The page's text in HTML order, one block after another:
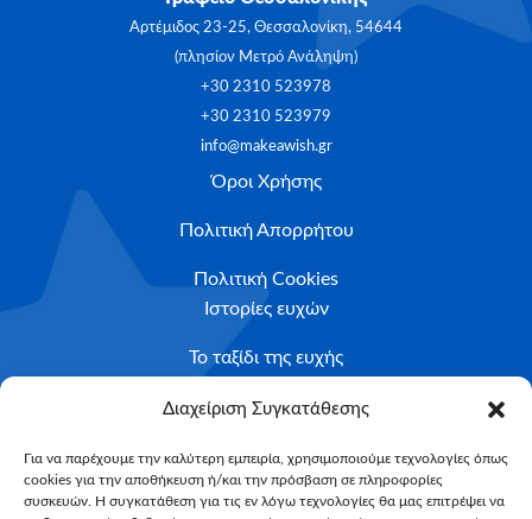
Διαχείριση Συγκατάθεσης
Για να παρέχουμε την καλύτερη εμπειρία, χρησιμοποιούμε τεχνολογίες όπως
cookies για την αποθήκευση ή/και την πρόσβαση σε πληροφορίες
συσκευών. Η συγκατάθεση για τις εν λόγω τεχνολογίες θα μας επιτρέψει να
Αρτέμιδος 23-25, Θεσσαλονίκη, 54644
(πλησίον Μετρό Ανάληψη)
+30 2310 523978
+30 2310 523979
info@makeawish.gr
Όροι Χρήσης
Πολιτική Απορρήτου
Πολιτική Cookies
Ιστορίες ευχών
Το ταξίδι της ευχής
Κριτήρια Καταλληλότητας
Υποβολή Αιτήματος
NEWSLETTER
Email*